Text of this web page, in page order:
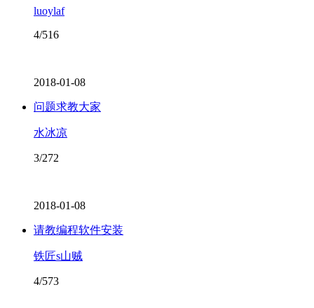
luoylaf
4/516
2018-01-08
问题求教大家
水冰凉
3/272
2018-01-08
请教编程软件安装
铁匠s山贼
4/573